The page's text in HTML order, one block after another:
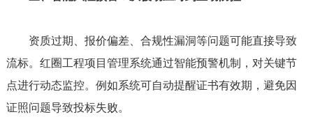
资质过期、报价偏差、合规性漏洞等问题可能直接导致
流标。红圈工程项目管理系统通过智能预警机制，对关键节
点进行动态监控。例如系统可自动提醒证书有效期，避免因
证照问题导致投标失败。